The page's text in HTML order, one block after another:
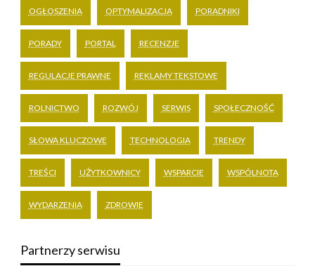
OGŁOSZENIA OPTYMALIZACJA PORADNIKI
PORADY PORTAL RECENZJE
REGULACJE PRAWNE REKLAMY TEKSTOWE
ROLNICTWO ROZWÓJ SERWIS SPOŁECZNOŚĆ
SŁOWA KLUCZOWE TECHNOLOGIA TRENDY
TREŚCI UŻYTKOWNICY WSPARCIE WSPÓLNOTA
WYDARZENIA ZDROWIE
Partnerzy serwisu